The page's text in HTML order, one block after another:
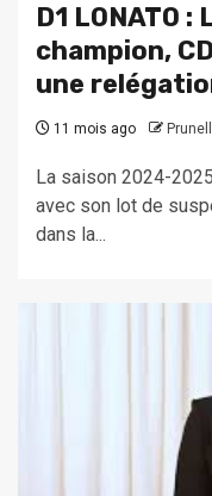
D1 LONATO :
champion,
une
11 mois ago
La saison 2024-
avec son lot de
dans la...